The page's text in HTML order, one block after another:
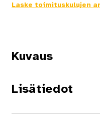
Laske toimituskulujen
Kuvaus
Lisätiedot